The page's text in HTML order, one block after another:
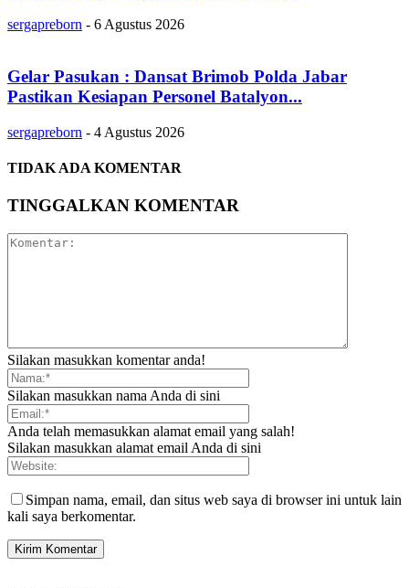
sergapreborn - 6 Agustus 2026
Gelar Pasukan : Dansat Brimob Polda Jabar
Pastikan Kesiapan Personel Batalyon...
sergapreborn - 4 Agustus 2026
TIDAK ADA KOMENTAR
TINGGALKAN KOMENTAR
Silakan masukkan komentar anda!
Silakan masukkan nama Anda di sini
Anda telah memasukkan alamat email yang salah!
Silakan masukkan alamat email Anda di sini
Simpan nama, email, dan situs web saya di browser ini untuk lain
kali saya berkomentar.